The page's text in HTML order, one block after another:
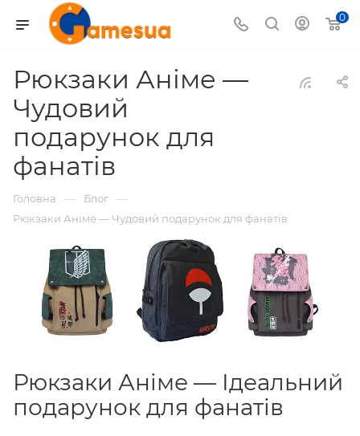
0
Рюкзаки Аніме —
Чудовий
подарунок для
фанатів
Головна — Блог —
Рюкзаки Аніме — Чудовий подарунок для фанатів
Рюкзаки Аніме — Ідеальний
подарунок для фанатів